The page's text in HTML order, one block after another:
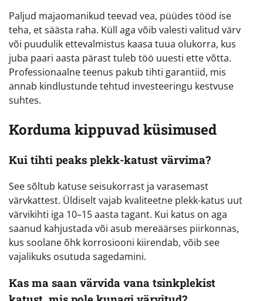
Paljud majaomanikud teevad vea, püüdes tööd ise
teha, et säästa raha. Küll aga võib valesti valitud värv
või puudulik ettevalmistus kaasa tuua olukorra, kus
juba paari aasta pärast tuleb töö uuesti ette võtta.
Professionaalne teenus pakub tihti garantiid, mis
annab kindlustunde tehtud investeeringu kestvuse
suhtes.
Korduma kippuvad küsimused
Kui tihti peaks plekk-katust värvima?
See sõltub katuse seisukorrast ja varasemast
värvkattest. Üldiselt vajab kvaliteetne plekk-katus uut
värvikihti iga 10–15 aasta tagant. Kui katus on aga
saanud kahjustada või asub mereäärses piirkonnas,
kus soolane õhk korrosiooni kiirendab, võib see
vajalikuks osutuda sagedamini.
Kas ma saan värvida vana tsinkplekist